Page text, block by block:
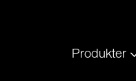
Produkter